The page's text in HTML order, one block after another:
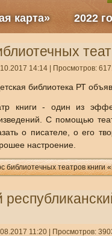
карта» 2022
14:14| Просмотров:
библиотека РТ
книги - один из
С помощью
о писателе, о его
настроение.
библиотечных театров книги
11:20| Просмотров: